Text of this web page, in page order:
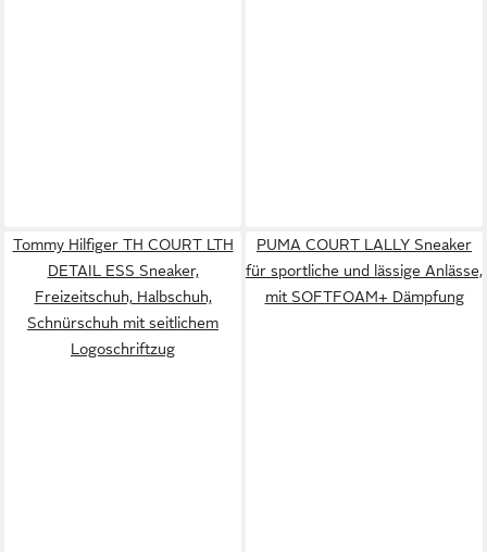
Tommy Hilfiger TH COURT LTH
DETAIL ESS Sneaker,
Freizeitschuh, Halbschuh,
Schnürschuh mit seitlichem
Logoschriftzug
PUMA COURT LALLY Sneaker
für sportliche und lässige Anlässe,
mit SOFTFOAM+ Dämpfung